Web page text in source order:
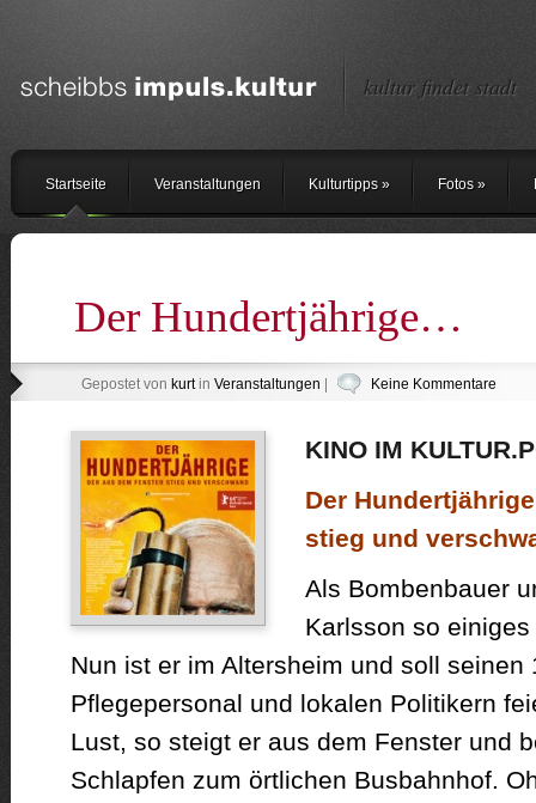
kultur findet stadt
Startseite Veranstaltungen Kulturtipps» Fotos»
Der Hundertjährige…
Gepostet von kurtin Veranstaltungen Keine Kommentare
KINO IM
Der
stieg und
Als Bombenbauer
Karlsson so
Nun ist er im Altersheim und soll seinen
Pflegepersonal und lokalen Politikern
Lust, so steigt er aus dem Fenster und
Schlapfen zum örtlichen Busbahnhof.